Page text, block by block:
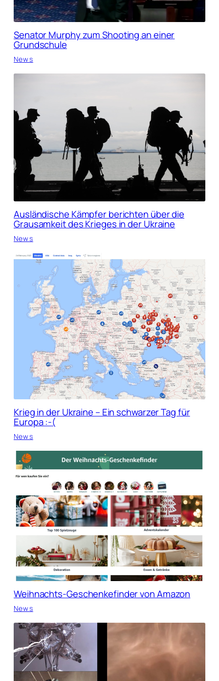
Senator Murphy zum Shooting an einer
Grundschule
News
Ausländische Kämpfer berichten über die
Grausamkeit des Krieges in der Ukraine
News
Krieg in der Ukraine – Ein schwarzer Tag für
Europa :-(
News
Weihnachts-Geschenkefinder von Amazon
News